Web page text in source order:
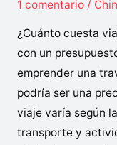
1 comentario /
¿Cuánto cuesta
con un
emprender una
podría ser una
viaje varía según
transporte y